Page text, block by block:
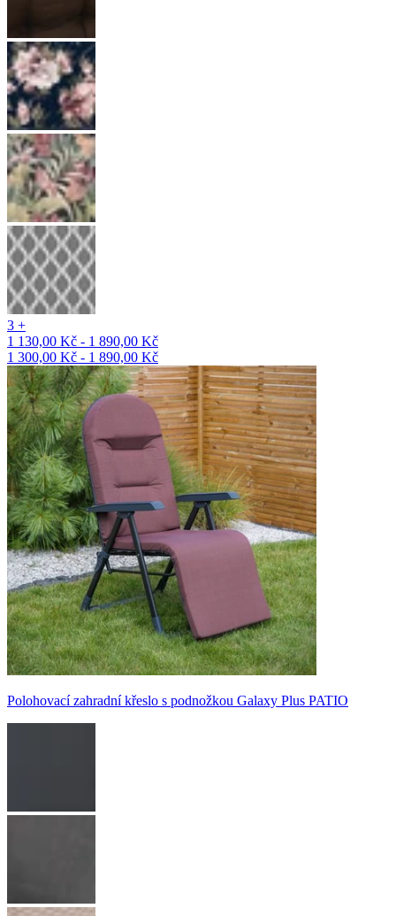
3 +
1 130,00 Kč - 1 890,00 Kč
1 300,00 Kč - 1 890,00 Kč
Polohovací zahradní křeslo s podnožkou Galaxy Plus PATIO